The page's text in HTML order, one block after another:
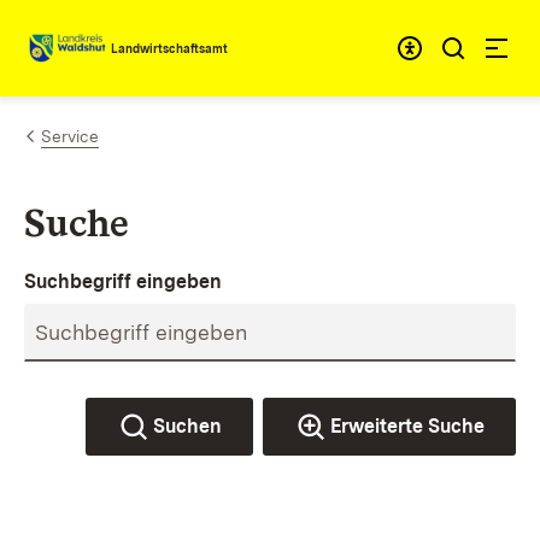
Zum Inhalt springen
Landwirtschaftsamt
Service
Suche
Suchbegriff eingeben
Suchen Erweiterte Suche